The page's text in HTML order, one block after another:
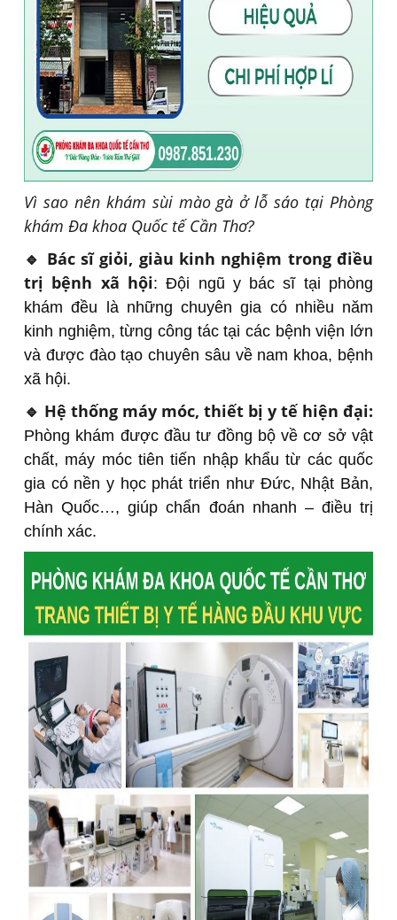
Vì sao nên khám sùi mào gà ở lỗ sáo tại Phòng
khám Đa khoa Quốc tế Cần Thơ?
🔹 Bác sĩ giỏi, giàu kinh nghiệm trong điều
trị bệnh xã hội: Đội ngũ y bác sĩ tại phòng
khám đều là những chuyên gia có nhiều năm
kinh nghiệm, từng công tác tại các bệnh viện lớn
và được đào tạo chuyên sâu về nam khoa, bệnh
xã hội.
🔹 Hệ thống máy móc, thiết bị y tế hiện đại:
Phòng khám được đầu tư đồng bộ về cơ sở vật
chất, máy móc tiên tiến nhập khẩu từ các quốc
gia có nền y học phát triển như Đức, Nhật Bản,
Hàn Quốc…, giúp chẩn đoán nhanh – điều trị
chính xác.